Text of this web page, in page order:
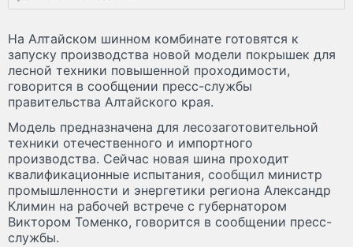
На Алтайском шинном комбинате готовятся к
запуску производства новой модели покрышек для
лесной техники повышенной проходимости,
говорится в сообщении пресс-службы
правительства Алтайского края.
Модель предназначена для лесозаготовительной
техники отечественного и импортного
производства. Сейчас новая шина проходит
квалификационные испытания, сообщил министр
промышленности и энергетики региона Александр
Климин на рабочей встрече с губернатором
Виктором Томенко, говорится в сообщении пресс-
службы.